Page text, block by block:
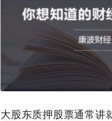
大股东质押股票通常讲